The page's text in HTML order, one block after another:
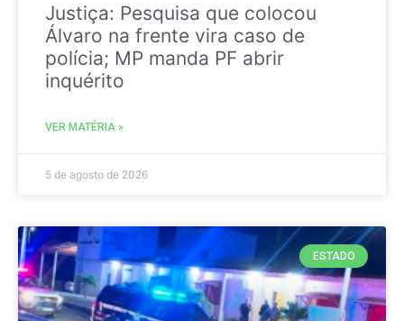
Justiça: Pesquisa que colocou
Álvaro na frente vira caso de
polícia; MP manda PF abrir
inquérito
VER MATÉRIA »
5 de agosto de 2026
ESTADO